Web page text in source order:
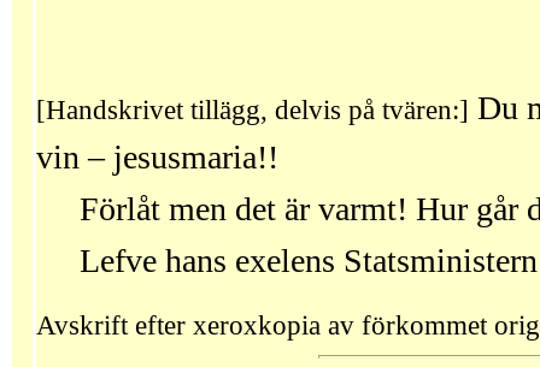
[Handskrivet tillägg, delvis på tvären:] Du
vin – jesusmaria!!
Förlåt men det är varmt! Hur går
Lefve hans exelens
Avskrift efter xeroxkopia av förkommet